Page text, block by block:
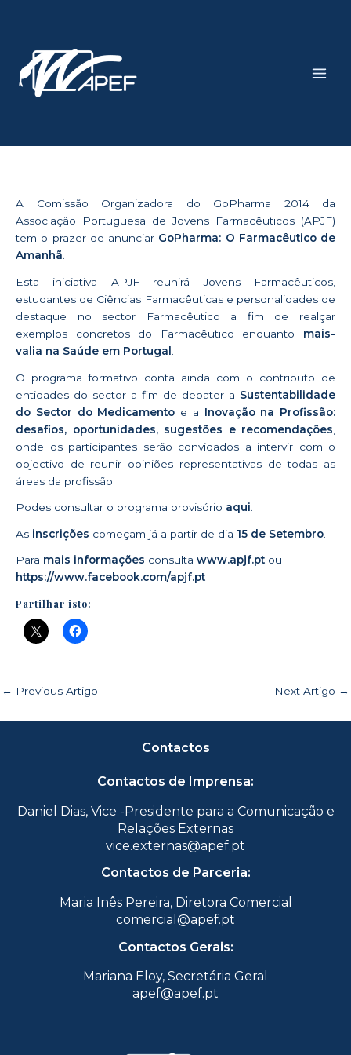
A Comissão Organizadora do GoPharma 2014 da
Associação Portuguesa de Jovens Farmacêuticos (APJF)
tem o prazer de anunciar GoPharma: O Farmacêutico de
Amanhã.
Esta iniciativa APJF reunirá Jovens Farmacêuticos,
estudantes de Ciências Farmacêuticas e personalidades de
destaque no sector Farmacêutico a fim de realçar
exemplos concretos do Farmacêutico enquanto mais-
valia na Saúde em Portugal
O programa formativo conta ainda com o contributo de
entidades do sector a fim de debater a Sustentabilidade
do Sector do Medicamento e a Inovação na Profissão:
desafios, oportunidades, sugestões e recomendações
onde os participantes serão convidados a intervir com o
objectivo de reunir opiniões representativas de todas as
áreas da profissão.
Podes consultar o programa provisório aqui.
As inscrições começam já a partir de dia 15 de Setembro
Para mais informações consulta www.apjf.pt ou
https://www.facebook.com/apjf.pt
Partilhar isto:
← Previous Artigo Next Artigo →
Contactos
Contactos de Imprensa:
Daniel Dias, Vice -Presidente para a Comunicação e
Relações Externas
vice.externas@apef.pt
Contactos de Parceria:
Maria Inês Pereira, Diretora Comercial
comercial@apef.pt
Contactos Gerais:
Mariana Eloy, Secretária Geral
apef@apef.pt